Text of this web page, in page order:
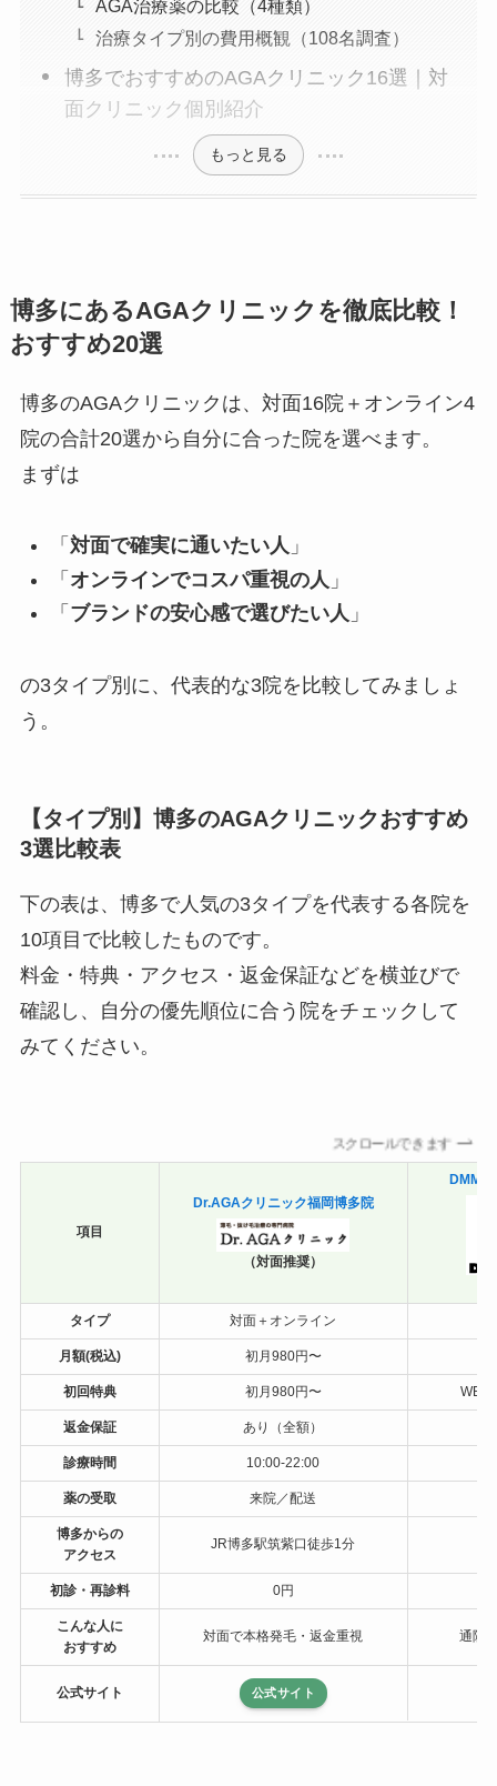
AGA治療薬の比較（4種類）
治療タイプ別の費用概観（108名調査）
博多でおすすめのAGAクリニック16選｜対
面クリニック個別紹介
もっと見る
博多にあるAGAクリニックを徹底比較！
おすすめ20選
博多のAGAクリニックは、対面16院＋オンライン4
院の合計20選から自分に合った院を選べます。
まずは
「 対面で確実に通いたい人 」
「 オンラインでコスパ重視の人 」
「 ブランドの安心感で選びたい人 」
の3タイプ別に、代表的な3院を比較してみましょ
う。
【タイプ別】博多のAGAクリニックおすすめ
3選比較表
下の表は、博多で人気の3タイプを代表する各院を
10項目で比較したものです。
料金・特典・アクセス・返金保証などを横並びで
確認し、自分の優先順位に合う院をチェックして
みてください。
スクロールできます
項目
Dr.AGAクリニック福岡博多院
（対面推奨）
DMM
タイプ 対面＋オンライン
月額(税込) 初月980円〜
初回特典 初月980円〜 WEB
返金保証 あり（全額）
診療時間 10:00-22:00
薬の受取 来院／配送
博多からの
アクセス
JR博多駅筑紫口徒歩1分
初診・再診料 0円
こんな人に
おすすめ
対面で本格発毛・返金重視 通院
公式サイト 公式サイト